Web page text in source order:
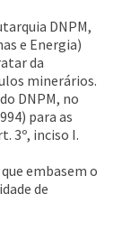
DNPM,
e Energia)
da
minerários.
DNPM, no
para as
3º, inciso I.
embasem o
de